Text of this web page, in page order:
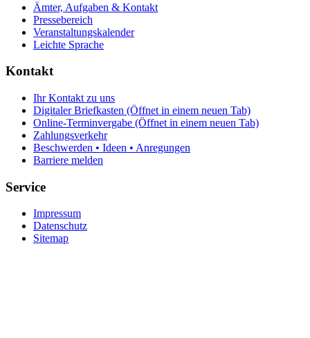
Ämter, Aufgaben & Kontakt
Pressebereich
Veranstaltungskalender
Leichte Sprache
Kontakt
Ihr Kontakt zu uns
Digitaler Briefkasten (Öffnet in einem neuen Tab)
Online-Terminvergabe (Öffnet in einem neuen Tab)
Zahlungsverkehr
Beschwerden • Ideen • Anregungen
Barriere melden
Service
Impressum
Datenschutz
Sitemap